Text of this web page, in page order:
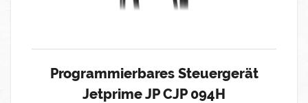
Programmierbares Steuergerät
Jetprime JP CJP 094H